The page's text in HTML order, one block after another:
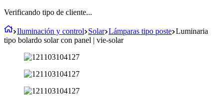
Verificando tipo de cliente...
Iluminación y control Solar Lámparas tipo poste Luminaria
tipo bolardo solar con panel | vie-solar